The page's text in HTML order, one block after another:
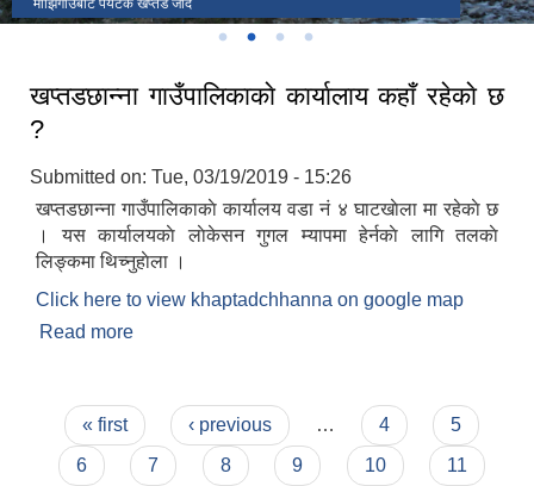
Judge को स्वागत
माझिगाउबाट पर्यटक खप्तड जादै
पालिकाका केही जनप्रतिनिधी , कर्मचारी तथा संघ संस्थाका प्रतिनिधिहरु
खप्तडछान्ना गाउँपालिकाकाे कार्यालाय कहाँ रहेकाे छ
?
Submitted on: Tue, 03/19/2019 - 15:26
खप्तडछान्ना गाउँपालिकाकाे कार्यालय वडा नं ४ घाटखाेला मा रहेकाे छ
। यस कार्यालयकाे लाेकेसन गुगल म्यापमा हेर्नकाे लागि तलकाे
लिङ्कमा थिच्नुहाेला ।
Click here to view khaptadchhanna on google map
Read more
Pages
« first ‹ previous … 4
5
6
7 8 9 10
11